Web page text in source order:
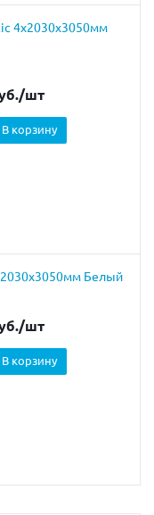
4x2030x3050мм
/шт
В корзину
Белый
/шт
В корзину